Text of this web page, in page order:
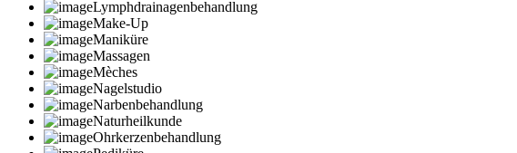
Lymphdrainagenbehandlung
Make-Up
Maniküre
Massagen
Mèches
Nagelstudio
Narbenbehandlung
Naturheilkunde
Ohrkerzenbehandlung